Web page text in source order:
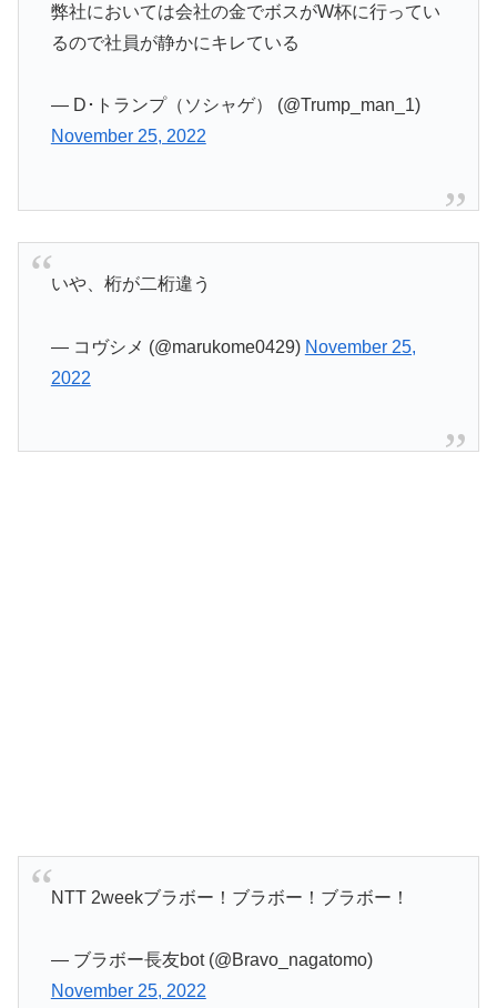
弊社においては会社の金でボスがW杯に行ってい
るので社員が静かにキレている
— D･トランプ（ソシャゲ） (@Trump_man_1)
November 25, 2022
いや、桁が二桁違う
— コヴシメ (@marukome0429) November 25,
2022
NTT 2weekブラボー！ブラボー！ブラボー！
— ブラボー長友bot (@Bravo_nagatomo)
November 25, 2022